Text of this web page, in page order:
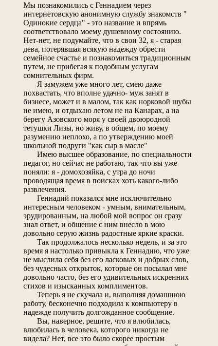
Мы познакомились с Геннадием через
интернетовскую анонимную службу знакомств "
Одинокие сердца" - это название и впрямь
соответствовало моему душевному состоянию.
Нет-нет, не подумайте, что в свои 32, я - старая
дева, потерявшая всякую надежду обрести
семейное счастье и познакомиться традиционным
путем, не прибегая к подобным услугам
сомнительных фирм.
Я замужем уже много лет, смею даже
похвастать, что вполне удачно- муж занят в
бизнесе, может и в малом, так как норковой шубы
не имею, и отдыхаю летом не на Канарах, а на
берегу Азовского моря у своей двоюродной
тетушки Лизы, но живу, в общем, по моему
разумению неплохо, а по утверждению моей
школьной подруги "как сыр в масле"
Имею высшее образование, по специальности
педагог, но сейчас не работаю, так что вы уже
поняли: я - домохозяйка, с утра до ночи
проводящая время в поисках хоть какого-либо
развлечения.
Геннадий показался мне исключительно
интересным человеком - умным, внимательным,
эрудированным, на любой мой вопрос он сразу
знал ответ, и общение с ним внесло в мою
довольно серую жизнь радостные яркие краски.
Так продолжалось несколько недель, и за это
время я настолько привыкла к Геннадию, что уже
не мыслила себя без его ласковых и добрых слов,
без чудесных открыток, которые он посылал мне
довольно часто, без его удивительных искренних
стихов и изысканных комплиментов.
Теперь я не скучала и, выполняя домашнюю
работу, бесконечно подходила к компьютеру в
надежде получить долгожданное сообщение.
Вы, наверное, решите, что я влюбилась,
влюбилась в человека, которого никогда не
видела? Нет, все это было скорее простым